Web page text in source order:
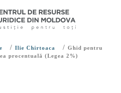
/ Ilie Chirtoaca / Ghid pentru
procentuală (Legea 2%)